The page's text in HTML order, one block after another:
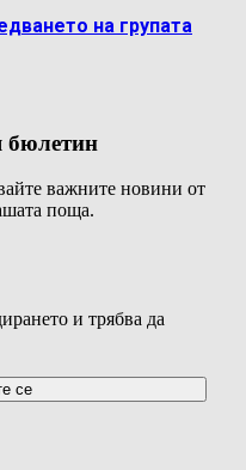
на групата
бюлетин
важните новини от
поща.
и трябва да